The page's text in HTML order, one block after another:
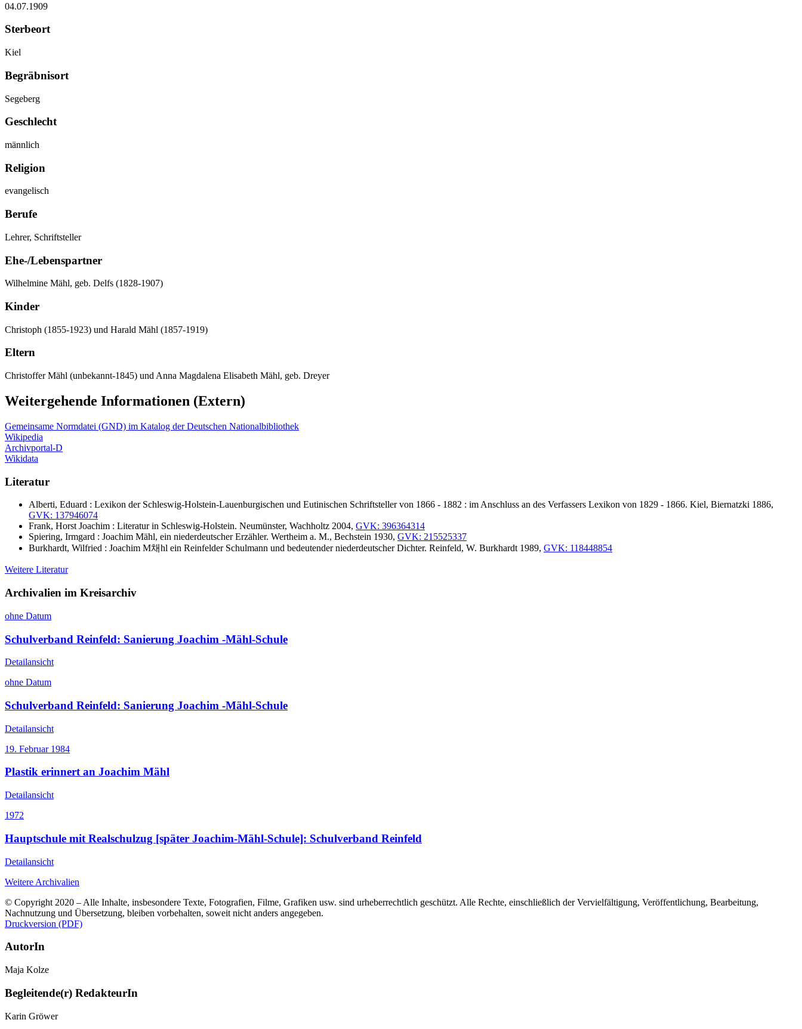
04.07.1909
Sterbeort
Kiel
Begräbnisort
Segeberg
Geschlecht
männlich
Religion
evangelisch
Berufe
Lehrer, Schriftsteller
Ehe-/Lebenspartner
Wilhelmine Mähl, geb. Delfs (1828-1907)
Kinder
Christoph (1855-1923) und Harald Mähl (1857-1919)
Eltern
Christoffer Mähl (unbekannt-1845) und Anna Magdalena Elisabeth Mähl, geb. Dreyer
Weitergehende Informationen (Extern)
Gemeinsame Normdatei (GND) im Katalog der Deutschen Nationalbibliothek
Wikipedia
Archivportal-D
Wikidata
Literatur
Alberti, Eduard : Lexikon der Schleswig-Holstein-Lauenburgischen und Eutinischen Schriftsteller von 1866 - 1882 : im Anschluss an des Verfassers Lexikon von 1829 - 1866. Kiel, Biernatzki 1886,
GVK: 137946074
Frank, Horst Joachim : Literatur in Schleswig-Holstein. Neumünster, Wachholtz 2004, GVK: 396364314
Spiering, Irmgard : Joachim Mähl, ein niederdeutscher Erzähler. Wertheim a. M., Bechstein 1930, GVK: 215525337
Burkhardt, Wilfried : Joachim M채hl ein Reinfelder Schulmann und bedeutender niederdeutscher Dichter. Reinfeld, W. Burkhardt 1989, GVK: 118448854
Weitere Literatur
Archivalien im Kreisarchiv
ohne Datum
Schulverband Reinfeld: Sanierung Joachim -Mähl-Schule
Detailansicht
ohne Datum
Schulverband Reinfeld: Sanierung Joachim -Mähl-Schule
Detailansicht
19. Februar 1984
Plastik erinnert an Joachim Mähl
Detailansicht
1972
Hauptschule mit Realschulzug [später Joachim-Mähl-Schule]: Schulverband Reinfeld
Detailansicht
Weitere Archivalien
© Copyright 2020 – Alle Inhalte, insbesondere Texte, Fotografien, Filme, Grafiken usw. sind urheberrechtlich geschützt. Alle Rechte, einschließlich der Vervielfältigung, Veröffentlichung, Bearbeitung,
Nachnutzung und Übersetzung, bleiben vorbehalten, soweit nicht anders angegeben.
Druckversion (PDF)
AutorIn
Maja Kolze
Begleitende(r) RedakteurIn
Karin Gröwer